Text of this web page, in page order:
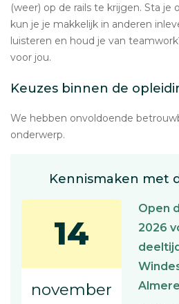
(weer) op de rails te krijgen. Sta je
kun je je makkelijk in anderen
luisteren en houd je van
voor jou.
Keuzes binnen de
We hebben onvoldoende
onderwerp.
Kennismaken met
14
november
Open
2026